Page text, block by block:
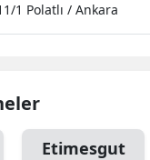
1 Polatlı / Ankara
Etimesgut